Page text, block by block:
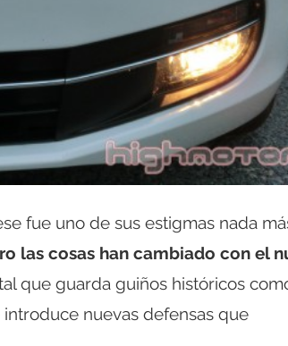
fue uno de sus estigmas nada
las cosas han cambiado con el
que guarda guiños históricos
nuevas defensas que